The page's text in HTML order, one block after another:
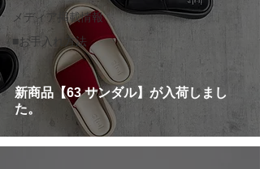
メディア掲載情報
■お手入れ方法
新商品【63 サンダル】が入荷しまし
た。